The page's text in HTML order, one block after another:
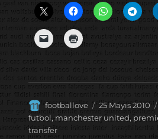
Yazar
footballove
Yayın
tarihi
25 Mayıs 2010
futbol, manchester united,
transfer